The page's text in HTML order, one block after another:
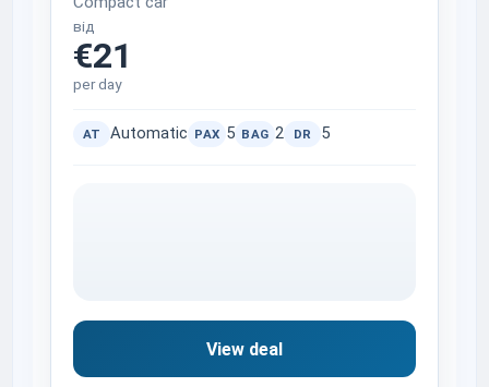
від
€21
per day
AT Automatic PAX 5 BAG 2 DR 5
View deal